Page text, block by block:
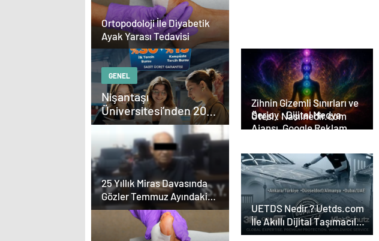
Ortopodoloji İle Diyabetik
Ayak Yarası Tedavisi
GENEL
Nişantaşı
Üniversitesi’nden 2026
YKS Adaylarına Çifte
Güvence: Sabit Ücret
ve Kesintisiz Burs
25 Yıllık Miras Davasında
Gözler Temmuz Ayındaki
Karar Duruşmasına Çevrildi
Zihnin Gizemli Sınırları ve
Ötesi : Nasılnedir.com
Serjoy : Dijital Medya
Ajansı, Google Reklam
Tasarım Ajansı
UETDS Nedir ? Uetds.com
İle Akıllı Dijital Taşımacılık
Yazılımı